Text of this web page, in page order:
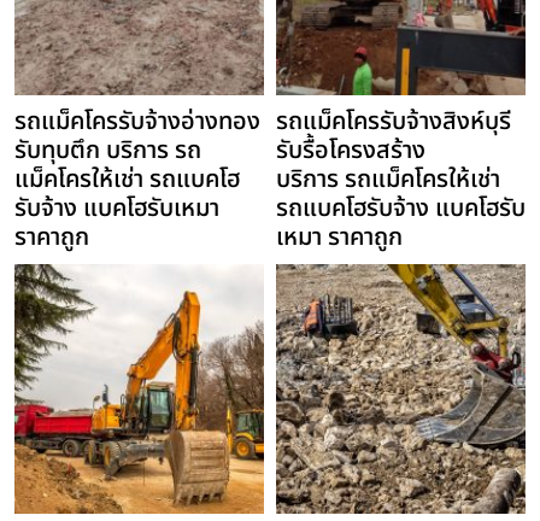
รถแม็คโครรับจ้างอ่างทอง
รับทุบตึก บริการ รถ
แม็คโครให้เช่า รถแบคโฮ
รับจ้าง แบคโฮรับเหมา
ราคาถูก
รถแม็คโครรับจ้างสิงห์บุรี
รับรื้อโครงสร้าง
บริการ รถแม็คโครให้เช่า
รถแบคโฮรับจ้าง แบคโฮรับ
เหมา ราคาถูก